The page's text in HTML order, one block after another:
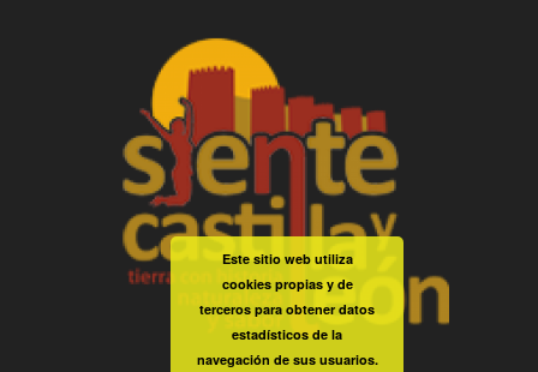
Este sitio web utiliza
cookies propias y de
terceros para obtener datos
estadísticos de la
navegación de sus usuarios.